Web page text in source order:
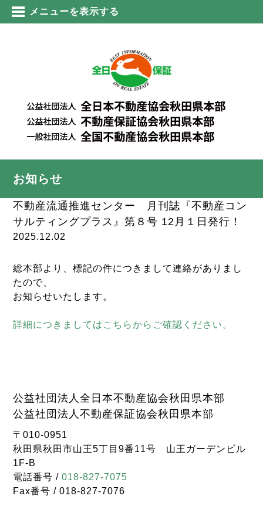
メニューを表示する
お知らせ
不動産流通推進センター 月刊誌『不動産コン
サルティングプラス』第８号 12月１日発行！
2025.12.02
総本部より、標記の件につきまして連絡がありまし
たので、
お知らせいたします。
詳細につきましてはこちらからご確認ください。
公益社団法人全日本不動産協会秋田県本部
公益社団法人不動産保証協会秋田県本部
〒010-0951
秋田県秋田市山王5丁目9番11号 山王ガーデンビル
1F-B
電話番号 /018-827-7075
Fax番号 / 018-827-7076